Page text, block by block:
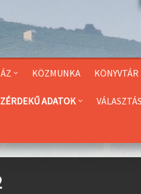
KÖZMUNKA KÖNYVTÁR
ADATOK